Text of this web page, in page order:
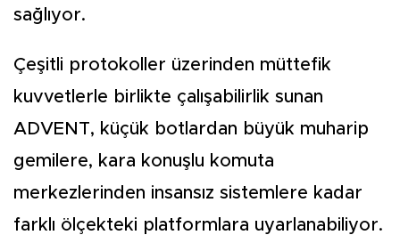
sağlıyor.
Çeşitli protokoller üzerinden müttefik
kuvvetlerle birlikte çalışabilirlik sunan
ADVENT, küçük botlardan büyük muharip
gemilere, kara konuşlu komuta
merkezlerinden insansız sistemlere kadar
farklı ölçekteki platformlara uyarlanabiliyor.